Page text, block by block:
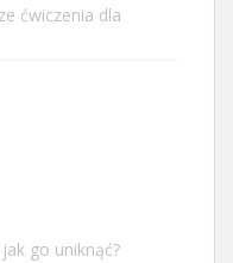
ćwiczenia dla
go uniknąć?